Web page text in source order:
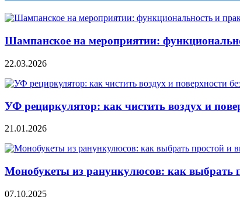
Шампанское на мероприятии:
22.03.2026
УФ рециркулятор: как чистить воздух и
21.01.2026
Монобукеты из ранункулюсов: как выбрать
07.10.2025